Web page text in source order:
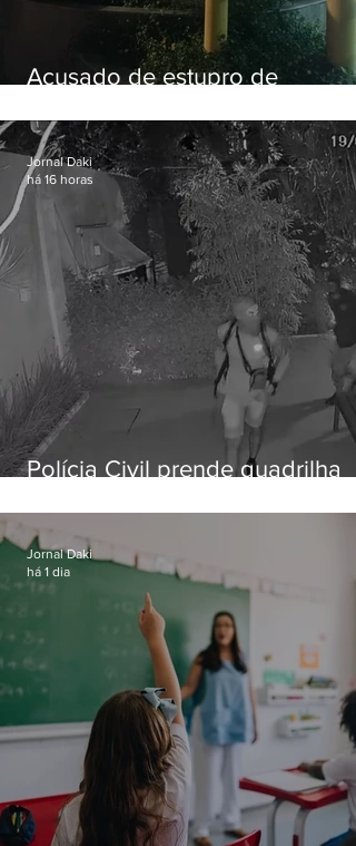
Acusado de estupro de
Polícia Civil prende quadrilha
residências de luxo no Rio
Jornal Daki
há 16 horas
Jornal Daki
há 1 dia